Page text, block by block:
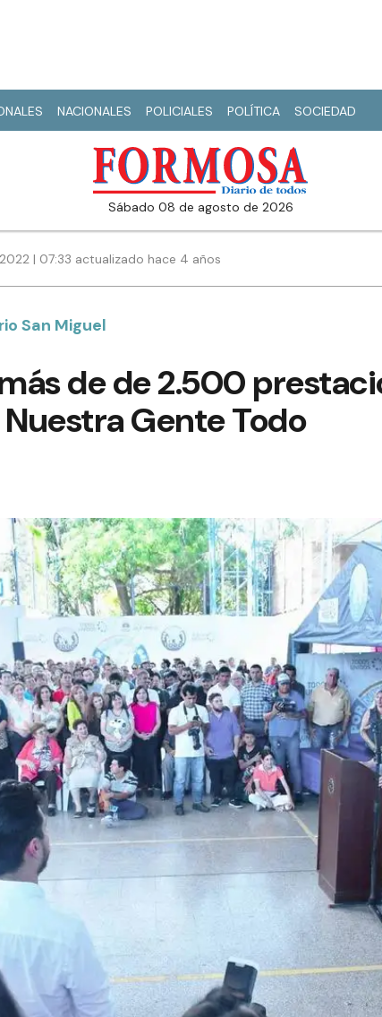
NACIONALES POLICIALES POLÍTICA SOCIEDAD
sábado 08 de agosto de 2026
| 07:33 actualizado hace 4 años
San Miguel
de de 2.500
Gente Todo